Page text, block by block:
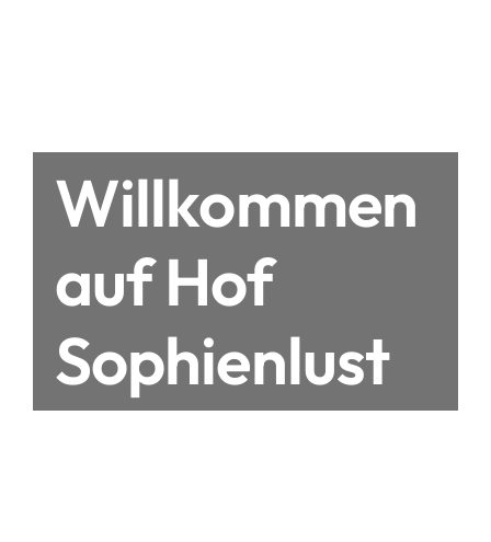
Willkommen
auf Hof
Sophienlust